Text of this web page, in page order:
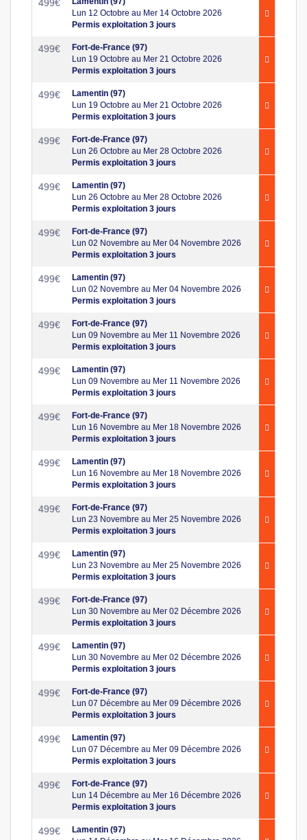
499€
Lun 12 Octobre au Mer 14 Octobre 2026
Permis exploitation 3 jours
499€
Fort-de-France (97)
Lun 19 Octobre au Mer 21 Octobre 2026
Permis exploitation 3 jours
499€
Lamentin (97)
Lun 19 Octobre au Mer 21 Octobre 2026
Permis exploitation 3 jours
499€
Fort-de-France (97)
Lun 26 Octobre au Mer 28 Octobre 2026
Permis exploitation 3 jours
499€
Lamentin (97)
Lun 26 Octobre au Mer 28 Octobre 2026
Permis exploitation 3 jours
499€
Fort-de-France (97)
Lun 02 Novembre au Mer 04 Novembre 2026
Permis exploitation 3 jours
499€
Lamentin (97)
Lun 02 Novembre au Mer 04 Novembre 2026
Permis exploitation 3 jours
499€
Fort-de-France (97)
Lun 09 Novembre au Mer 11 Novembre 2026
Permis exploitation 3 jours
499€
Lamentin (97)
Lun 09 Novembre au Mer 11 Novembre 2026
Permis exploitation 3 jours
499€
Fort-de-France (97)
Lun 16 Novembre au Mer 18 Novembre 2026
Permis exploitation 3 jours
499€
Lamentin (97)
Lun 16 Novembre au Mer 18 Novembre 2026
Permis exploitation 3 jours
499€
Fort-de-France (97)
Lun 23 Novembre au Mer 25 Novembre 2026
Permis exploitation 3 jours
499€
Lamentin (97)
Lun 23 Novembre au Mer 25 Novembre 2026
Permis exploitation 3 jours
499€
Fort-de-France (97)
Lun 30 Novembre au Mer 02 Décembre 2026
Permis exploitation 3 jours
499€
Lamentin (97)
Lun 30 Novembre au Mer 02 Décembre 2026
Permis exploitation 3 jours
499€
Fort-de-France (97)
Lun 07 Décembre au Mer 09 Décembre 2026
Permis exploitation 3 jours
499€
Lamentin (97)
Lun 07 Décembre au Mer 09 Décembre 2026
Permis exploitation 3 jours
499€
Fort-de-France (97)
Lun 14 Décembre au Mer 16 Décembre 2026
Permis exploitation 3 jours
499€
Lamentin (97)